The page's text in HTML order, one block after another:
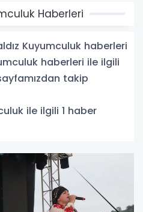
Haberleri
Kuyumculuk haberleri
haberleri ile ilgili
takip
ile ilgili 1 haber